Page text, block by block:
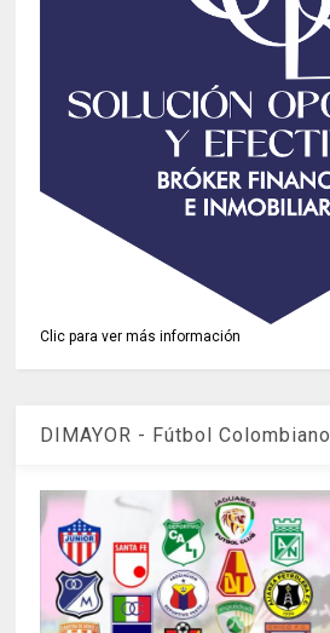
Clic para ver más información
DIMAYOR - Fútbol Colombiano